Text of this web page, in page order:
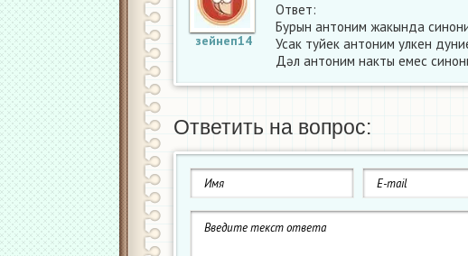
зейнеп14
Ответ:
Бурын антоним жакында
Усак туйек антоним улкен
Дәл антоним накты емес
Ответить на вопрос: